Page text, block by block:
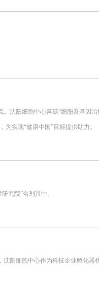
沈阳细胞中心喜获“细胞及基因
实现“健康中国”目标提供助力。
究院”名列其中。
阳细胞中心作为科技企业孵化器